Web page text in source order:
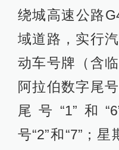
绕城高速公路
域道路，实行
动车号牌（含
阿拉伯数字尾
尾号“1”和
号“2”和“7”；星